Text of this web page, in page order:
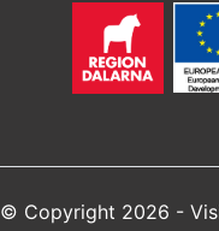
© Copyright 2026 -